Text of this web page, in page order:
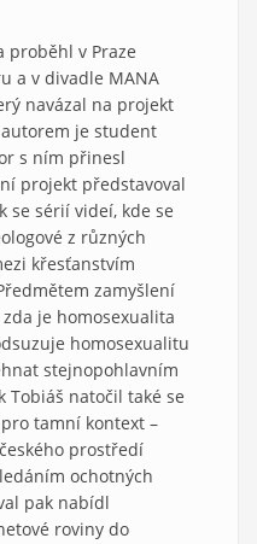
proběhl v Praze
a v divadle MANA
navázal na projekt
je student
s ním přinesl
projekt představoval
se sérií videí, kde se
z různých
křesťanstvím
zamyšlení
je homosexualita
homosexualitu
stejnopohlavním
Tobiáš natočil také se
tamní kontext –
prostředí
ochotných
pak nabídl
roviny do